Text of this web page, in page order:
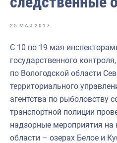
Отраслевые СМИ
Выставки и конференции
Научно-практическая
Рыбоохрана России
Инфографика
Укрепление духовно-
25 МАЯ 2017
С 10 по 19 мая
государственного
по Вологодской области
территориального
агентства по рыболовству
транспортной полиции
надзорные мероприятия на
области – озерах Белое и